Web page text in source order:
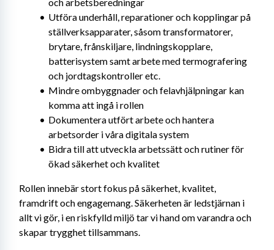
Utföra underhåll, reparationer och kopplingar på
ställverksapparater, såsom transformatorer,
brytare, frånskiljare, lindningskopplare,
batterisystem samt arbete med termografering
och jordtagskontroller etc.
Mindre ombyggnader och felavhjälpningar kan
komma att ingå i rollen
Dokumentera utfört arbete och hantera
arbetsorder i våra digitala system
Bidra till att utveckla arbetssätt och rutiner för
ökad säkerhet och kvalitet
Rollen innebär stort fokus på säkerhet, kvalitet,
framdrift och engagemang. Säkerheten är ledstjärnan i
allt vi gör, i en riskfylld miljö tar vi hand om varandra och
skapar trygghet tillsammans.